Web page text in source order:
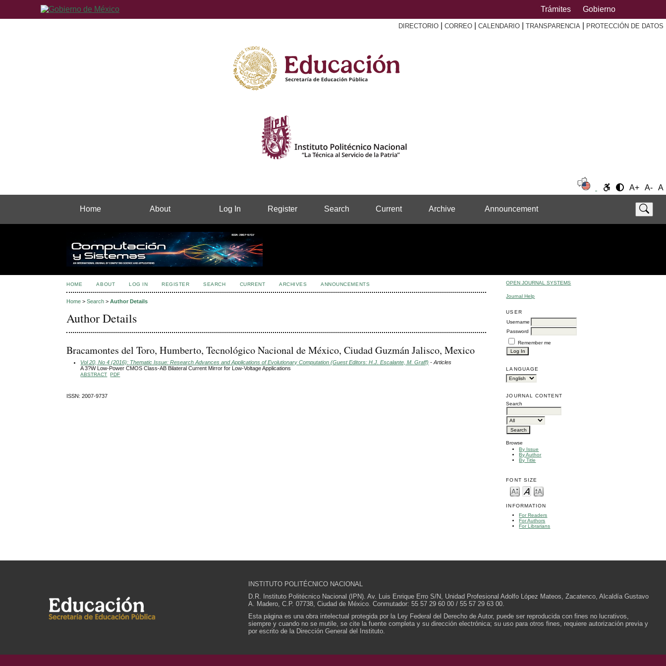
Trámites Gobierno
DIRECTORIO CORREO CALENDARIO TRANSPARENCIA PROTECCIÓN DE DATOS
A+ A- A
Home About Log In Register Search Current Archive Announcement
OPEN JOURNAL SYSTEMS
Journal Help
USER
Username
Password
Remember me
LANGUAGE
JOURNAL CONTENT
Search
Browse
By Issue
By Author
By Title
FONT SIZE
INFORMATION
For Readers
For Authors
For Librarians
HOME ABOUT LOG IN REGISTER SEARCH CURRENT ARCHIVES ANNOUNCEMENTS
Home >Search >Author Details
Author Details
Bracamontes del Toro, Humberto, Tecnológico Nacional de México, Ciudad Guzmán Jalisco, Mexico
Vol 20, No 4 (2016): Thematic Issue: Research Advances and Applications of Evolutionary Computation (Guest Editors: H.J. Escalante, M. Graff) - Articles
A 3?W Low-Power CMOS Class-AB Bilateral Current Mirror for Low-Voltage Applications
ABSTRACT PDF
ISSN: 2007-9737
INSTITUTO POLITÉCNICO NACIONAL
D.R. Instituto Politécnico Nacional (IPN). Av. Luis Enrique Erro S/N, Unidad Profesional Adolfo López Mateos, Zacatenco, Alcaldía Gustavo
A. Madero, C.P. 07738, Ciudad de México. Conmutador: 55 57 29 60 00 / 55 57 29 63 00.
Esta página es una obra intelectual protegida por la Ley Federal del Derecho de Autor, puede ser reproducida con fines no lucrativos,
siempre y cuando no se mutile, se cite la fuente completa y su dirección electrónica; su uso para otros fines, requiere autorización previa y
por escrito de la Dirección General del Instituto.